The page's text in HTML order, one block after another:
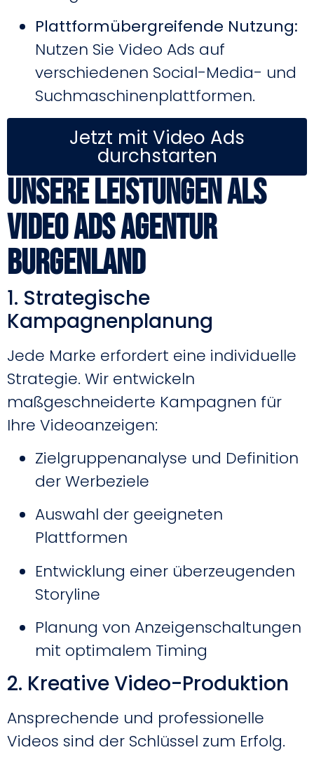
Plattformübergreifende Nutzung:
Nutzen Sie Video Ads auf
verschiedenen Social-Media- und
Suchmaschinenplattformen.
Jetzt mit Video Ads
durchstarten
Unsere Leistungen als
Video Ads Agentur
Burgenland
1. Strategische
Kampagnenplanung
Jede Marke erfordert eine individuelle
Strategie. Wir entwickeln
maßgeschneiderte Kampagnen für
Ihre Videoanzeigen:
Zielgruppenanalyse und Definition
der Werbeziele
Auswahl der geeigneten
Plattformen
Entwicklung einer überzeugenden
Storyline
Planung von Anzeigenschaltungen
mit optimalem Timing
2. Kreative Video-Produktion
Ansprechende und professionelle
Videos sind der Schlüssel zum Erfolg.